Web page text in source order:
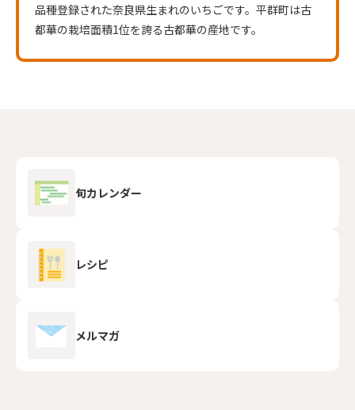
品種登録された奈良県生まれのいちごです。平群町は古
都華の栽培面積1位を誇る古都華の産地です。
旬カレンダー
レシピ
メルマガ